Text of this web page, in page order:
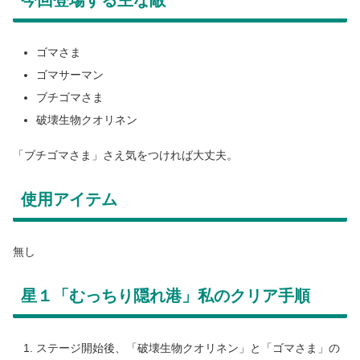
ゴマさま
ゴマサーマン
ブチゴマさま
破壊生物クオリネン
「ブチゴマさま」さえ気をつければ大丈夫。
使用アイテム
無し
星１「むっちり隠れ港」私のクリア手順
ステージ開始後、「破壊生物クオリネン」と「ゴマさま」の